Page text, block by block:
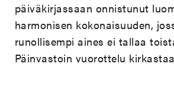
päiväkirjassaan onnistunut
harmonisen kokonaisuuden,
runollisempi aines ei tallaa
Päinvastoin vuorottelu